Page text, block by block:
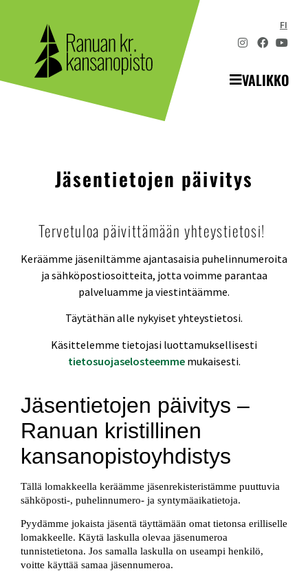
FI
VALIKKO
Jäsentietojen päivitys
Tervetuloa päivittämään yhteystietosi!
Keräämme jäseniltämme ajantasaisia puhelinnumeroita
ja sähköpostiosoitteita, jotta voimme parantaa
palveluamme ja viestintäämme.
Täytäthän alle nykyiset yhteystietosi.
Käsittelemme tietojasi luottamuksellisesti
tietosuojaselosteemmemukaisesti.